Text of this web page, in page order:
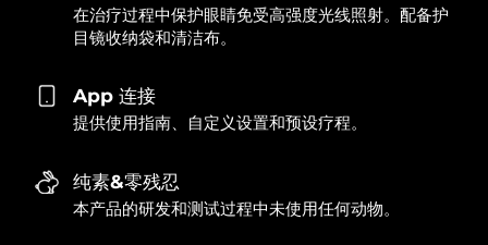
在治疗过程中保护眼睛免受高强度光线照射。配备护
目镜收纳袋和清洁布。
App 连接
提供使用指南、自定义设置和预设疗程。
纯素&零残忍
本产品的研发和测试过程中未使用任何动物。